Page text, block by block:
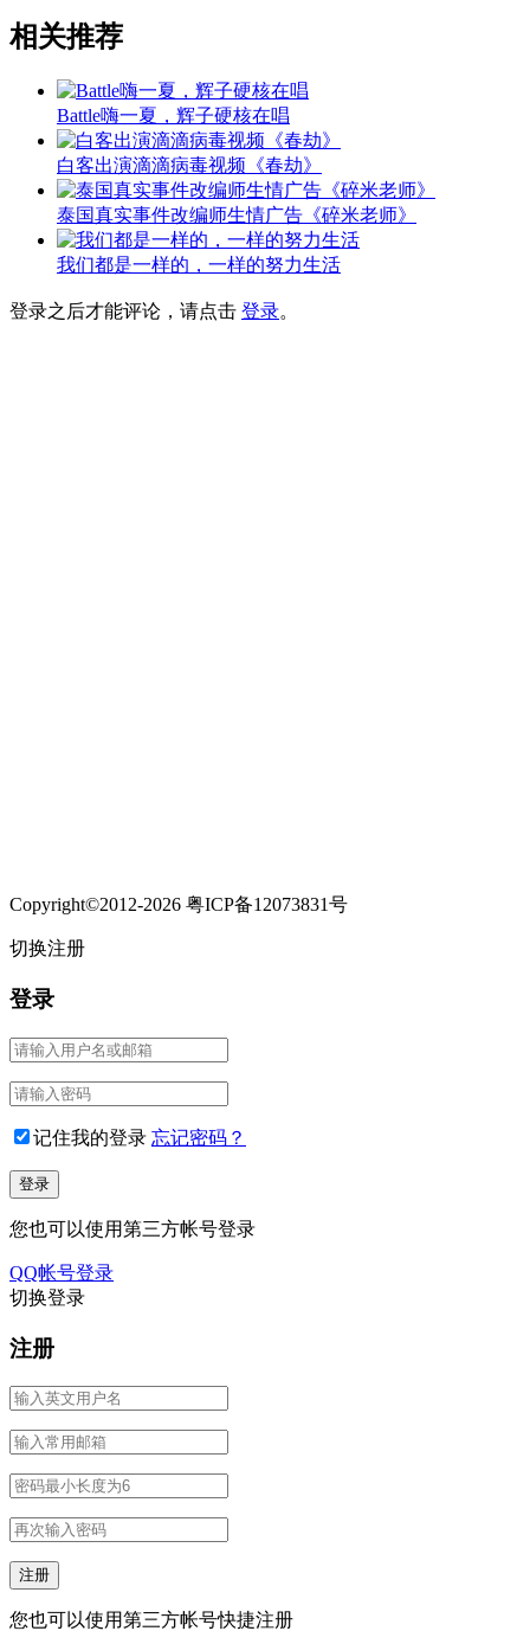
相关推荐
Battle嗨一夏，辉子硬核在唱
白客出演滴滴病毒视频《春劫》
泰国真实事件改编师生情广告《碎米老师》
我们都是一样的，一样的努力生活
登录之后才能评论，请点击 登录。
Copyright©2012-2026 粤ICP备12073831号
切换注册
登录
记住我的登录 忘记密码？
您也可以使用第三方帐号登录
QQ帐号登录
切换登录
注册
您也可以使用第三方帐号快捷注册